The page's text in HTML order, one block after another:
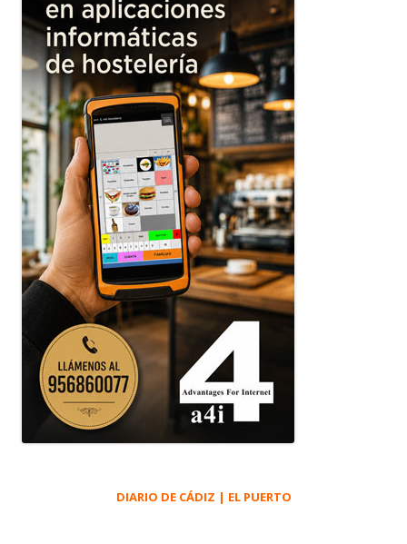
DIARIO DE CÁDIZ | EL PUERTO